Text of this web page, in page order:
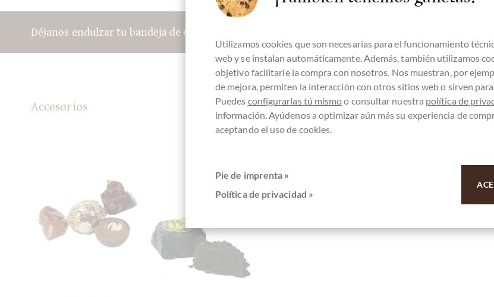
Déjanos endulzar tu bandeja de entrada:
Accesorios
Utilizamos cookies que son necesarias para el funcionamiento
web y se instalan automáticamente. Además, también utilizamos
objetivo facilitarle la compra con nosotros. Nos muestran, por
de mejora, permiten la interacción con otros sitios web o sirven
Puedes configurarlas tú mismoo consultar nuestra política de
información. Ayúdenos a optimizar aún más su experiencia de
aceptando el uso de cookies.
Pie de imprenta »
Política de privacidad »